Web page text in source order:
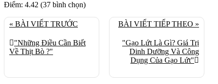
Điểm: 4.42 (37 bình chọn)
« BÀI VIẾT TRƯỚC
"Những Điều Cần Biết
Về Thịt Bò ?"
BÀI VIẾT TIẾP THEO »
"Gạo Lứt Là Gì? Giá Trị
Dinh Dưỡng Và Công
Dụng Của Gạo Lứt"